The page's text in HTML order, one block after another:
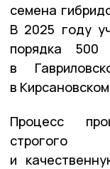
семена
В 2025 году
порядка
в
в
Процесс
строгого
и